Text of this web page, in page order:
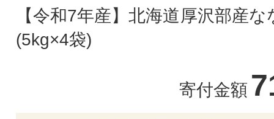
【令和7年産】北海道厚沢部産
(5kg×4袋)
寄付金額